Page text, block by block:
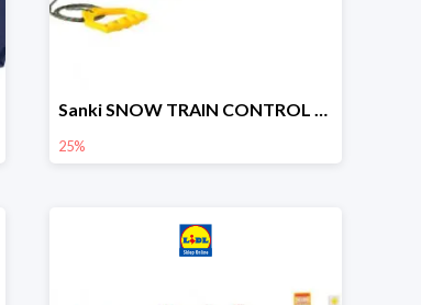
Sanki SNOW TRAIN CONTROL -25%
25%